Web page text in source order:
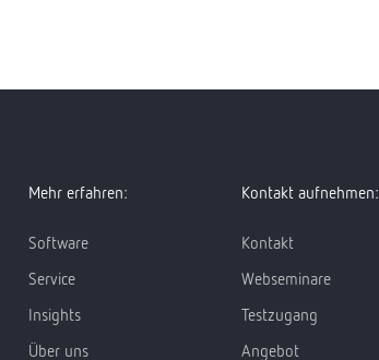
Mehr erfahren:
Software
Service
Insights
Über uns
Kontakt aufnehmen:
Kontakt
Webseminare
Testzugang
Angebot